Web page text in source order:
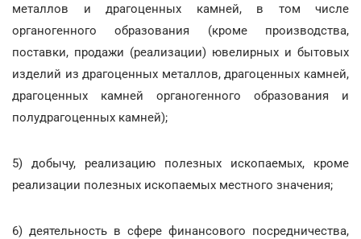
металлов и драгоценных камней, в том числе
органогенного образования (кроме производства,
поставки, продажи (реализации) ювелирных и бытовых
изделий из драгоценных металлов, драгоценных камней,
драгоценных камней органогенного образования и
полудрагоценных камней);
5) добычу, реализацию полезных ископаемых, кроме
реализации полезных ископаемых местного значения;
6) деятельность в сфере финансового посредничества,